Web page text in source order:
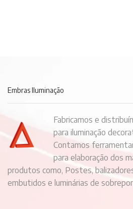
Embras Iluminação
Fabricamos e
para iluminação
Contamos
para elaboração dos
produtos como, Postes,
embutidos e luminárias de